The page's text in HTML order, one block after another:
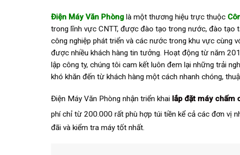
Điện Máy Văn Phòng là một thương hiệu trực thuộc
trong lĩnh vực CNTT, được đào tạo trong nước, đào tạo
công nghiệp phát triển và các nước trong khu vực cùng
được nhiều khách hàng tin tưởng. Hoạt động từ năm
lập công ty, chúng tôi cam kết luôn đem lại những trải
khó khăn đến từ khách hàng một cách nhanh chóng,
Điện Máy Văn Phòng nhận triển khai lắp đặt máy chấm
phí chỉ từ 200.000 rất phù hợp túi tiền kể cả các đơn vị
đãi và kiểm tra máy tốt nhất.